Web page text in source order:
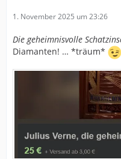
1. November 2025 um 23:26
Die geheimnisvolle
Diamanten! … *träum*